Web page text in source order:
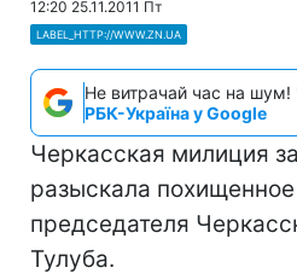
12:20 25.11.2011 Пт
LABEL_HTTP://WWW.ZN.UA
Не витрачай час на шум!
РБК-Україна у Google
Черкасская милиция
разыскала
председателя
Тулуба.